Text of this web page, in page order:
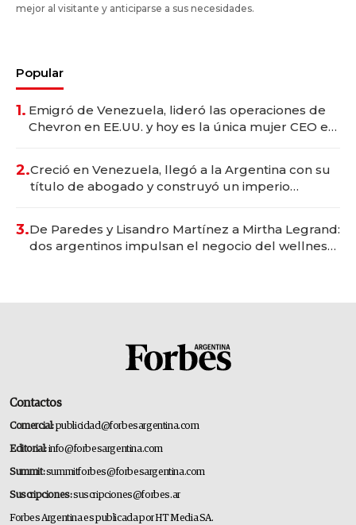
mejor al visitante y anticiparse a sus necesidades.
Popular
1. Emigró de Venezuela, lideró las operaciones de
Chevron en EE.UU. y hoy es la única mujer CEO en
2.Creció en Venezuela, llegó a la Argentina con su
título de abogado y construyó un imperio
3.De Paredes y Lisandro Martínez a Mirtha Legrand:
dos argentinos impulsan el negocio del wellness
Contactos
Comercial:publicidad@forbesargentina.com
Editorial:info@forbesargentina.com
Summit:summitforbes@forbesargentina.com
Suscripciones:suscripciones@forbes.ar
Forbes Argentina es publicada por HT Media SA.